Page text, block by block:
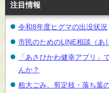
注目情報
令和8年度ヒグマの出没状況
市民のためのLINE相談（あ
「あさひかわ健幸アプリ」
んか？
粗大ごみ、剪定枝・落ち葉